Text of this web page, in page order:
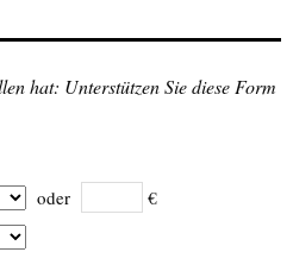
hat: Unterstützen Sie diese Form
oder €